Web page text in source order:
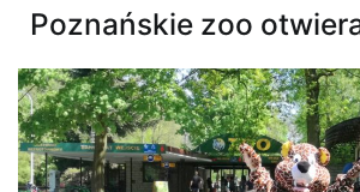
Poznańskie zoo